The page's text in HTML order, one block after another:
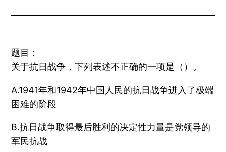
题目：
关于抗日战争，下列表述不正确的一项是（）。
A.1941年和1942年中国人民的抗日战争进入了极端
困难的阶段
B.抗日战争取得最后胜利的决定性力量是党领导的
军民抗战